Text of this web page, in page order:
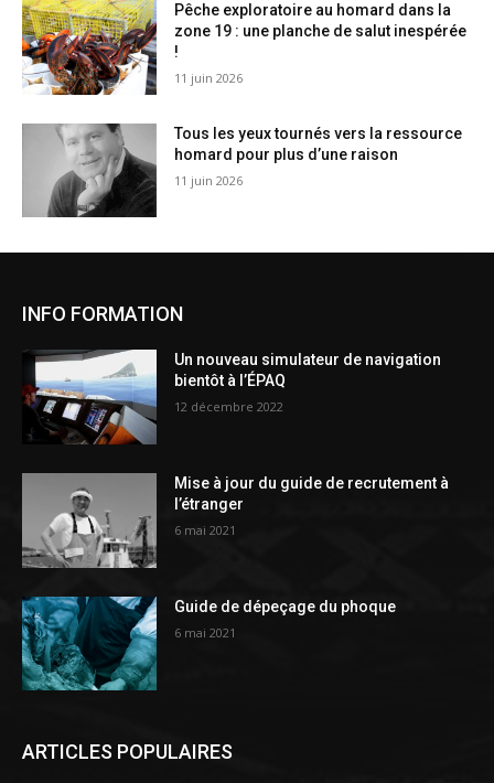
Pêche exploratoire au homard dans la
zone 19 : une planche de salut inespérée
!
11 juin 2026
Tous les yeux tournés vers la ressource
homard pour plus d’une raison
11 juin 2026
INFO FORMATION
Un nouveau simulateur de navigation
bientôt à l’ÉPAQ
12 décembre 2022
Mise à jour du guide de recrutement à
l’étranger
6 mai 2021
Guide de dépeçage du phoque
6 mai 2021
ARTICLES POPULAIRES